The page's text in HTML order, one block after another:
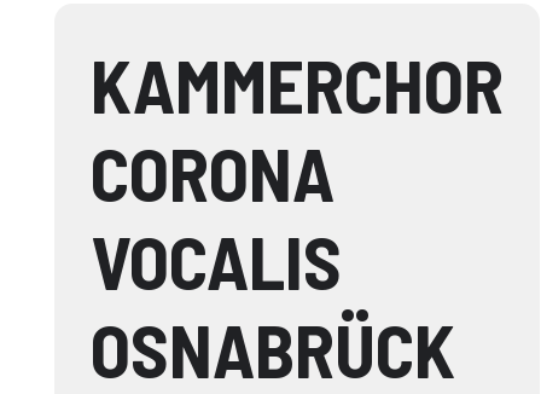
KAMMERCHOR
CORONA
VOCALIS
OSNABRÜCK